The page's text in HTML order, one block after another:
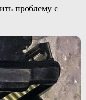
проблему с